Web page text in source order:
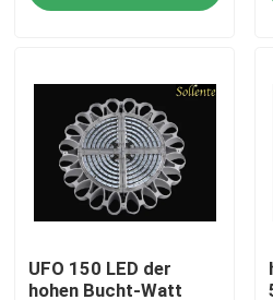
Qualitätskontrolle
Treten Sie mit uns in
Nachrichten
Fälle
Straßenlaterne-Modul
UFO 150 LED der
hohen Bucht-Watt